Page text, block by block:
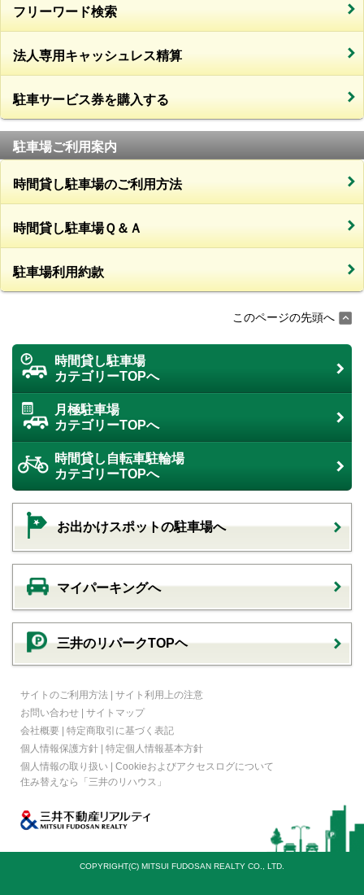
フリーワード検索
法人専用キャッシュレス精算
駐車サービス券を購入する
駐車場ご利用案内
時間貸し駐車場のご利用方法
時間貸し駐車場Ｑ＆Ａ
駐車場利用約款
このページの先頭へ
時間貸し駐車場
カテゴリーTOPへ
月極駐車場
カテゴリーTOPへ
時間貸し自転車駐輪場
カテゴリーTOPへ
お出かけスポットの駐車場へ
マイパーキングへ
三井のリパークTOPヘ
サイトのご利用方法 | サイト利用上の注意
お問い合わせ | サイトマップ
会社概要 | 特定商取引に基づく表記
個人情報保護方針 | 特定個人情報基本方針
個人情報の取り扱い | Cookieおよびアクセスログについて
住み替えなら
「三井のリハウス」
COPYRIGHT(C) MITSUI FUDOSAN REALTY CO., LTD.